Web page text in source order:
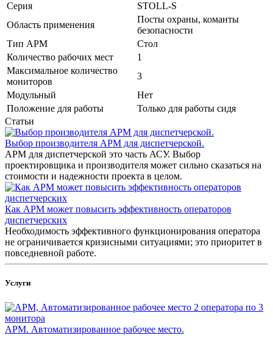
Серия
STOLL-S
Область применения
Посты охраны, команты
безопасности
Тип АРМ
Стол
Количество рабочих мест
1
Максимальное количество
мониторов
3
Модульный
Нет
Положение для работы
Только для работы сидя
Статьи
Выбор производителя АРМ для диспетчерской.
АРМ для диспетчерской это часть АСУ. Выбор
проектировщика и производителя может сильно сказаться на
стоимости и надежности проекта в целом.
Как АРМ может повысить эффективность операторов
диспетчерских
Необходимость эффективного функционирования оператора
не ограничивается кризисными ситуациями; это приоритет в
повседневной работе.
Услуги
АРМ. Автоматизированное рабочее место.